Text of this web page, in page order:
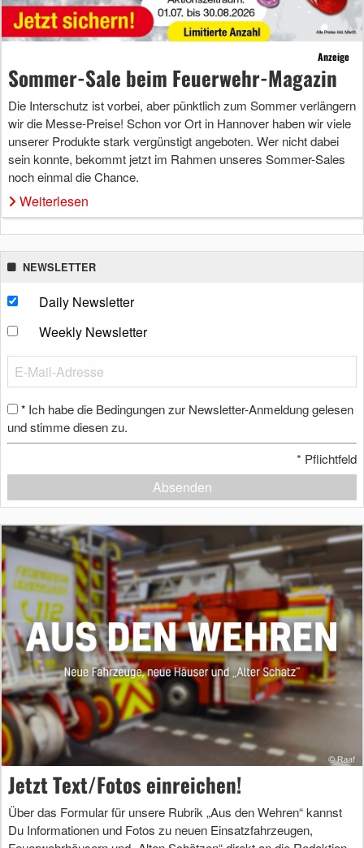
Anzeige
Sommer-Sale beim Feuerwehr-Magazin
Die Interschutz ist vorbei, aber pünktlich zum Sommer verlängern
wir die Messe-Preise! Schon vor Ort in Hannover haben wir viele
unserer Produkte stark vergünstigt angeboten. Wer nicht dabei
sein konnte, bekommt jetzt im Rahmen unseres Sommer-Sales
noch einmal die Chance.
Weiterlesen
NEWSLETTER
Daily Newsletter
Weekly Newsletter
* Ich habe die Bedingungen zur Newsletter-Anmeldung gelesen
und stimme diesen zu.
* Pflichtfeld
Absenden
Jetzt Text/Fotos einreichen!
Über das Formular für unsere Rubrik „Aus den Wehren“ kannst
Du Informationen und Fotos zu neuen Einsatzfahrzeugen,